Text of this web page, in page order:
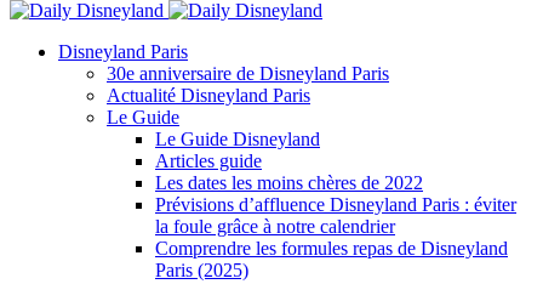
Disneyland Paris
30e anniversaire de Disneyland Paris
Actualité Disneyland Paris
Le Guide
Le Guide Disneyland
Articles guide
Les dates les moins chères de 2022
Prévisions d’affluence Disneyland Paris : éviter
la foule grâce à notre calendrier
Comprendre les formules repas de Disneyland
Paris (2025)